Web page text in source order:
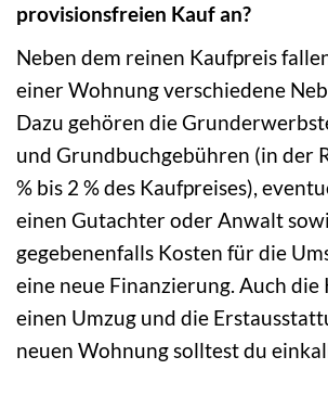
provisionsfreien Kauf an?
Neben dem reinen Kaufpreis
einer Wohnung verschiedene
Dazu gehören die
und Grundbuchgebühren (in der
% bis 2 % des Kaufpreises),
einen Gutachter oder Anwalt
gegebenenfalls Kosten für die
eine neue Finanzierung. Auch die
einen Umzug und die
neuen Wohnung solltest du